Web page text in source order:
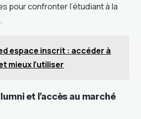
pour confronter l’étudiant à la
.
espace inscrit : accéder à
mieux l’utiliser
et l’accès au marché